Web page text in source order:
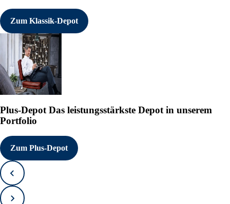
Zum Klassik-Depot
Plus-Depot Das leistungsstärkste Depot in unserem
Portfolio
Zum Plus-Depot
Zurück